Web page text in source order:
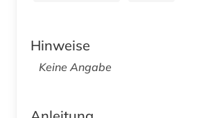
Hinweise
Keine Angabe